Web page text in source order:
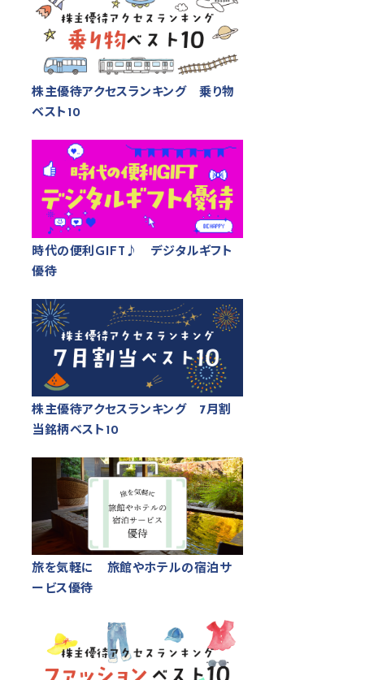
株主優待アクセスランキング 乗り物
ベスト10
時代の便利GIFT♪ デジタルギフト
優待
株主優待アクセスランキング 7月割
当銘柄ベスト10
旅を気軽に 旅館やホテルの宿泊サ
ービス優待